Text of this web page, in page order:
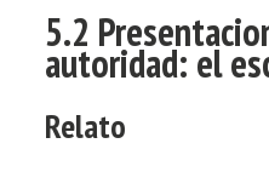
BLOG
APPS
5.2
autoridad: el
Relato